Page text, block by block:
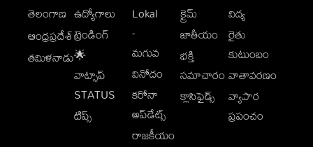
తెలంగాణ
ఆంధ్రప్రదేశ్
తమిళనాడు
ఉద్యోగాలు
ట్రెండింగ్
🌟
వాట్సాప్
STATUS
టిప్స్
Lokal
-
మగువ
వినోదం
కరోనా
అప్‌డేట్స్
రాజకీయం
క్రైమ్
జాతీయం
భక్తి
సమాచారం
క్లాసిఫైడ్స్
విద్య
రైతు
కుటుంబం
వాతావరణం
వ్యాపార
ప్రపంచం